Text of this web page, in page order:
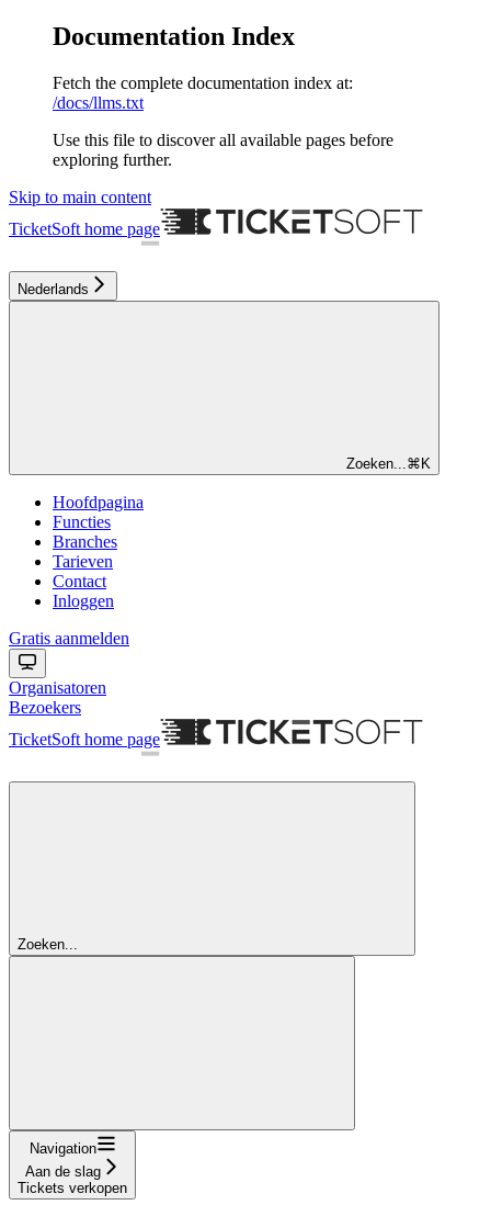
Documentation Index
Fetch the complete documentation index at:
/docs/llms.txt
Use this file to discover all available pages before
exploring further.
Skip to main content
TicketSoft home page
Nederlands
Zoeken... ⌘ K
Hoofdpagina
Functies
Branches
Tarieven
Contact
Inloggen
Gratis aanmelden
Organisatoren
Bezoekers
TicketSoft home page
Zoeken...
Navigation
Aan de slag
Tickets verkopen